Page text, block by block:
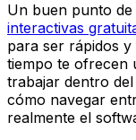
Un buen punto
interactivas
para ser rápidos
tiempo te ofrecen
trabajar dentro
cómo navegar
realmente el